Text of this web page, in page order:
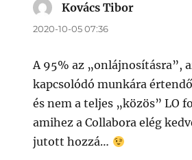
Kovács Tibor
2020-10-05 07:36
A 95% az „onlájnosításra”,
kapcsolódó munkára
és nem a teljes „közös” LO
amihez a Collabora elég
jutott hozzá…